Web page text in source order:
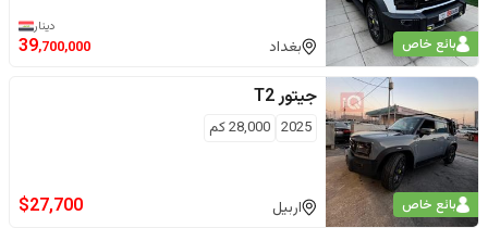
بائع خاص بغداد
دينار
39,700,000
بائع خاص
جيتورT2
2025
28,000كم
اربيل $27,700